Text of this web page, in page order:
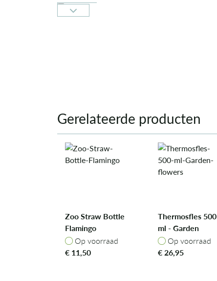
Gerelateerde producten
Zoo Straw Bottle
Flamingo
Op voorraad
Op voorraad
€ 11,50
Thermosfles 500
ml - Garden
flowers
Op voorraad
Op voorraad
€26,95